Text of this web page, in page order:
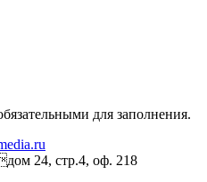
для заполнения.
24, стр.4, оф. 218